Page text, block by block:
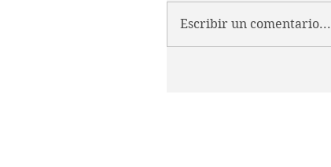
Escribir un comentario...